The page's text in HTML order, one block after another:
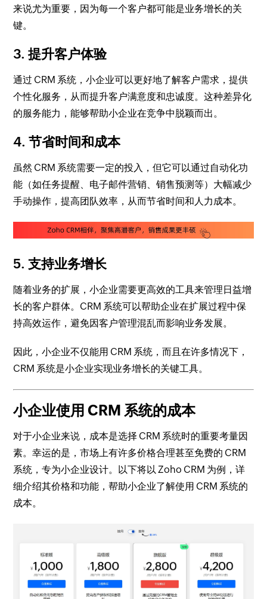
来说尤为重要，因为每一个客户都可能是业务增长的关
键。
3.提升客户体验
通过 CRM 系统，小企业可以更好地了解客户需求，提供
个性化服务，从而提升客户满意度和忠诚度。这种差异化
的服务能力，能够帮助小企业在竞争中脱颖而出。
4.节省时间和成本
虽然 CRM 系统需要一定的投入，但它可以通过自动化功
能（如任务提醒、电子邮件营销、销售预测等）大幅减少
手动操作，提高团队效率，从而节省时间和人力成本。
5.支持业务增长
随着业务的扩展，小企业需要更高效的工具来管理日益增
长的客户群体。CRM 系统可以帮助企业在扩展过程中保
持高效运作，避免因客户管理混乱而影响业务发展。
因此，小企业不仅能用 CRM 系统，而且在许多情况下，
CRM 系统是小企业实现业务增长的关键工具。
小企业使用 CRM 系统的成本
对于小企业来说，成本是选择 CRM 系统时的重要考量因
素。幸运的是，市场上有许多价格合理甚至免费的 CRM
系统，专为小企业设计。以下将以 Zoho CRM 为例，详
细介绍其价格和功能，帮助小企业了解使用 CRM 系统的
成本。